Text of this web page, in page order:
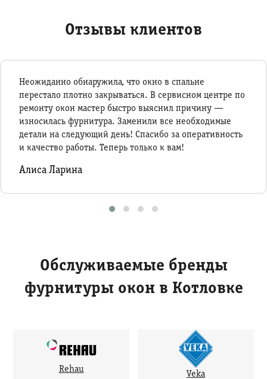
Отзывы клиентов
Неожиданно обнаружила, что окно в спальне
перестало плотно закрываться. В сервисном центре по
ремонту окон мастер быстро выяснил причину —
износилась фурнитура. Заменили все необходимые
детали на следующий день! Спасибо за оперативность
и качество работы. Теперь только к вам!
Алиса Ларина
Обслуживаемые бренды
фурнитуры окон в Котловке
Rehau
Veka